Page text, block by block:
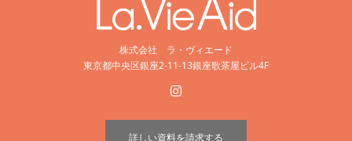
株式会社 ラ・ヴィエード
東京都中央区銀座2-11-13銀座歌茶屋ビル4F
詳しい資料を請求する